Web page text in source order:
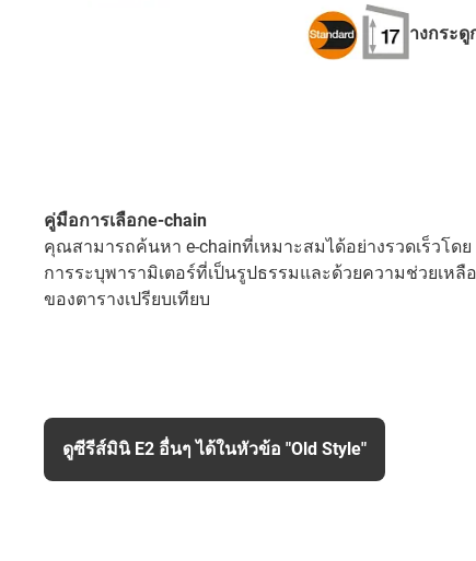
รางกระดู
คู่มือการเลือกe-chain
คุณสามารถค้นหา e-chainที่เหมาะสมได้อย่างรวดเร็วโดย
การระบุพารามิเตอร์ที่เป็นรูปธรรมและด้วยความช่วยเหลือ
ของตารางเปรียบเทียบ
ดูซีรีส์มินิ E2 อื่นๆ ได้ในหัวข้อ "Old Style"